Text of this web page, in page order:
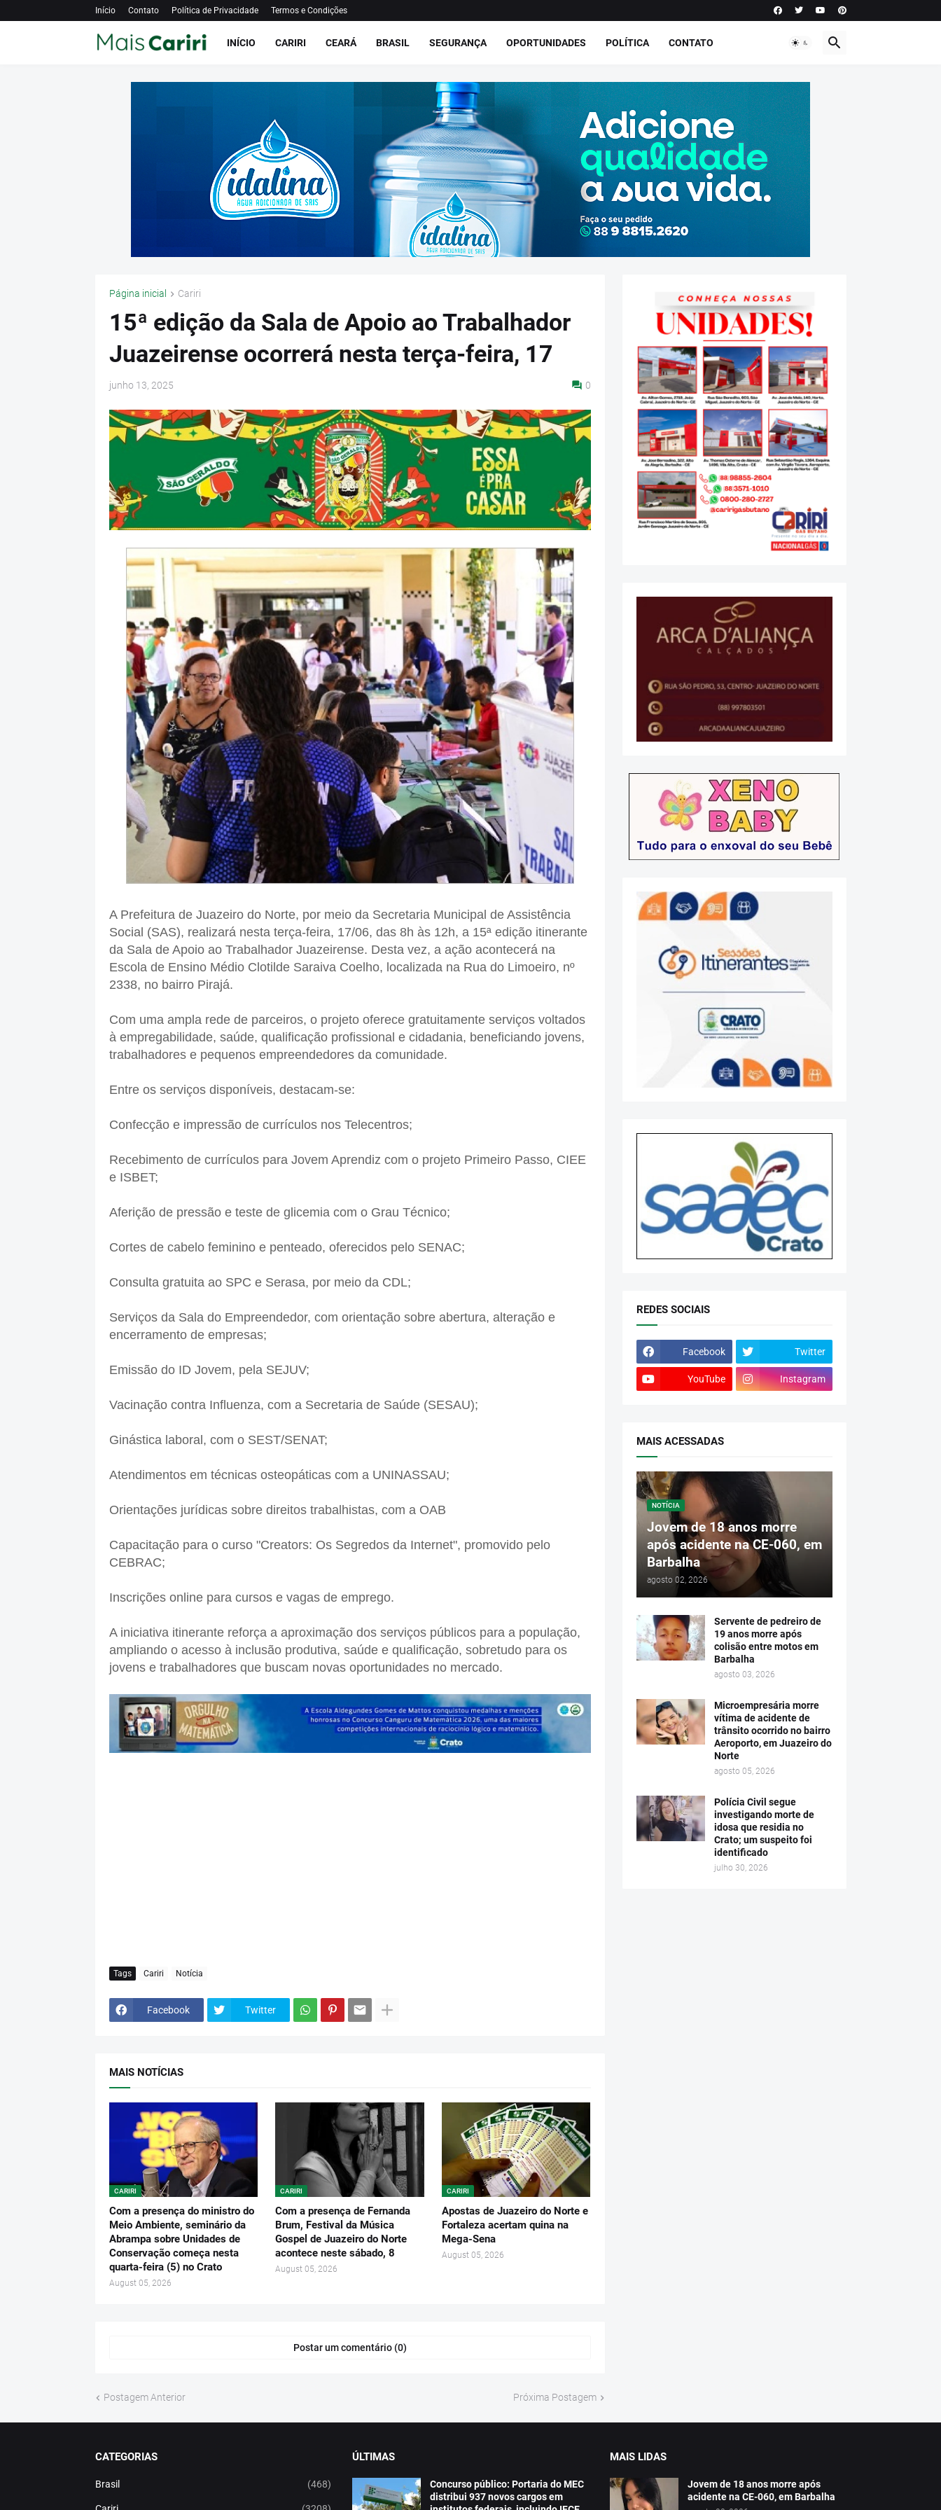
Início Contato Política de Privacidade Termos e Condições
INÍCIO CARIRI CEARÁ BRASIL SEGURANÇA OPORTUNIDADES POLÍTICA CONTATO
Página inicial Cariri
15ª edição da Sala de Apoio ao Trabalhador
Juazeirense ocorrerá nesta terça-feira, 17
junho 13, 2025 0
A Prefeitura de Juazeiro do Norte, por meio da Secretaria Municipal de Assistência
Social (SAS), realizará nesta terça-feira, 17/06, das 8h às 12h, a 15ª edição itinerante
da Sala de Apoio ao Trabalhador Juazeirense. Desta vez, a ação acontecerá na
Escola de Ensino Médio Clotilde Saraiva Coelho, localizada na Rua do Limoeiro, nº
2338, no bairro Pirajá.
Com uma ampla rede de parceiros, o projeto oferece gratuitamente serviços voltados
à empregabilidade, saúde, qualificação profissional e cidadania, beneficiando jovens,
trabalhadores e pequenos empreendedores da comunidade.
Entre os serviços disponíveis, destacam-se:
Confecção e impressão de currículos nos Telecentros;
Recebimento de currículos para Jovem Aprendiz com o projeto Primeiro Passo, CIEE
e ISBET;
Aferição de pressão e teste de glicemia com o Grau Técnico;
Cortes de cabelo feminino e penteado, oferecidos pelo SENAC;
Consulta gratuita ao SPC e Serasa, por meio da CDL;
Serviços da Sala do Empreendedor, com orientação sobre abertura, alteração e
encerramento de empresas;
Emissão do ID Jovem, pela SEJUV;
Vacinação contra Influenza, com a Secretaria de Saúde (SESAU);
Ginástica laboral, com o SEST/SENAT;
Atendimentos em técnicas osteopáticas com a UNINASSAU;
Orientações jurídicas sobre direitos trabalhistas, com a OAB
Capacitação para o curso "Creators: Os Segredos da Internet", promovido pelo
CEBRAC;
Inscrições online para cursos e vagas de emprego.
A iniciativa itinerante reforça a aproximação dos serviços públicos para a população,
ampliando o acesso à inclusão produtiva, saúde e qualificação, sobretudo para os
jovens e trabalhadores que buscam novas oportunidades no mercado.
Tags Cariri Notícia
Facebook Twitter
MAIS NOTÍCIAS
CARIRI
Com a presença do ministro do
Meio Ambiente, seminário da
Abrampa sobre Unidades de
Conservação começa nesta
quarta-feira (5) no Crato
August 05, 2026
CARIRI
Com a presença de Fernanda
Brum, Festival da Música
Gospel de Juazeiro do Norte
acontece neste sábado, 8
August 05, 2026
CARIRI
Apostas de Juazeiro do Norte e
Fortaleza acertam quina na
Mega-Sena
August 05, 2026
Postar um comentário (0)
Postagem Anterior Próxima Postagem
REDES SOCIAIS
Facebook Twitter
YouTube Instagram
MAIS ACESSADAS
NOTÍCIA
Jovem de 18 anos morre
após acidente na CE-060, em
Barbalha
agosto 02, 2026
Servente de pedreiro de
19 anos morre após
colisão entre motos em
Barbalha
agosto 03, 2026
Microempresária morre
vítima de acidente de
trânsito ocorrido no bairro
Aeroporto, em Juazeiro do
Norte
agosto 05, 2026
Polícia Civil segue
investigando morte de
idosa que residia no
Crato; um suspeito foi
identificado
julho 30, 2026
CATEGORIAS
Brasil (468)
ÚLTIMAS
Concurso público: Portaria do MEC
distribui 937 novos cargos em
MAIS LIDAS
Jovem de 18 anos morre após
acidente na CE-060, em Barbalha